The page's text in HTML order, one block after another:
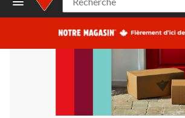
Leduc,
AB,
courament
Fermeture
à
22:00
cliquer
pour
changer
Recherche